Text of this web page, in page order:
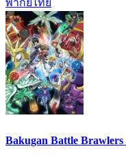
พากย์ไทย
Bakugan Battle